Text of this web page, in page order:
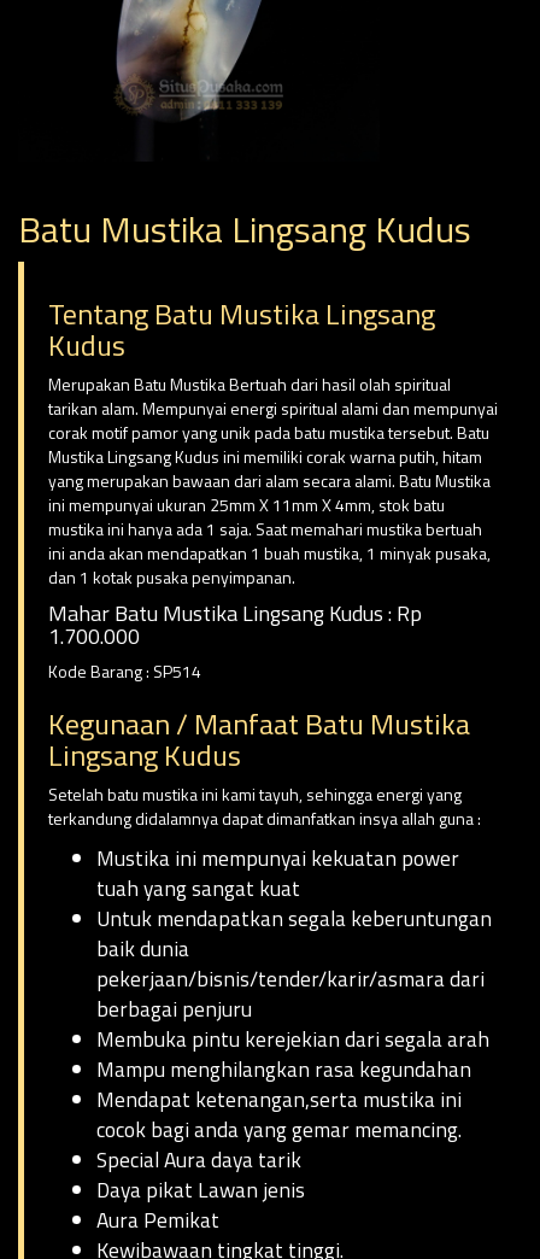
Batu Mustika Lingsang Kudus
Tentang Batu Mustika Lingsang
Kudus
Merupakan Batu Mustika Bertuah dari hasil olah spiritual
tarikan alam. Mempunyai energi spiritual alami dan mempunyai
corak motif pamor yang unik pada batu mustika tersebut. Batu
Mustika Lingsang Kudus ini memiliki corak warna putih, hitam
yang merupakan bawaan dari alam secara alami. Batu Mustika
ini mempunyai ukuran 25mm X 11mm X 4mm, stok batu
mustika ini hanya ada 1 saja. Saat memahari mustika bertuah
ini anda akan mendapatkan 1 buah mustika, 1 minyak pusaka,
dan 1 kotak pusaka penyimpanan.
Mahar Batu Mustika Lingsang Kudus : Rp
1.700.000
Kode Barang : SP514
Kegunaan / Manfaat Batu Mustika
Lingsang Kudus
Setelah batu mustika ini kami tayuh, sehingga energi yang
terkandung didalamnya dapat dimanfatkan insya allah guna :
Mustika ini mempunyai kekuatan power
tuah yang sangat kuat
Untuk mendapatkan segala keberuntungan
baik dunia
pekerjaan/bisnis/tender/karir/asmara dari
berbagai penjuru
Membuka pintu kerejekian dari segala arah
Mampu menghilangkan rasa kegundahan
Mendapat ketenangan,serta mustika ini
cocok bagi anda yang gemar memancing.
Special Aura daya tarik
Daya pikat Lawan jenis
Aura Pemikat
Kewibawaan tingkat tinggi.